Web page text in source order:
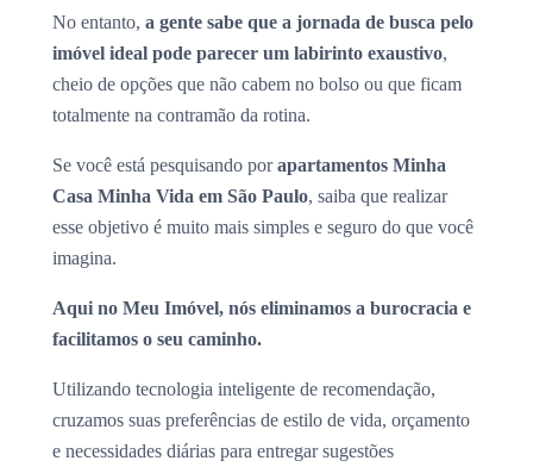
No entanto, a gente sabe que a jornada de busca pelo
imóvel ideal pode parecer um labirinto exaustivo,
cheio de opções que não cabem no bolso ou que ficam
totalmente na contramão da rotina.
Se você está pesquisando porapartamentos Minha
Casa Minha Vida em São Paulo, saiba que realizar
esse objetivo é muito mais simples e seguro do que você
imagina.
Aqui no Meu Imóvel, nós eliminamos a burocracia e
facilitamos o seu caminho.
Utilizando tecnologia inteligente de recomendação,
cruzamos suas preferências de estilo de vida, orçamento
e necessidades diárias para entregar sugestões